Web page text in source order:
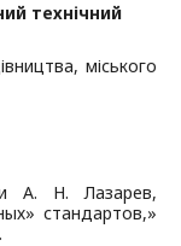
технічний
міського
А. Н. Лазарев,
стандартов,»